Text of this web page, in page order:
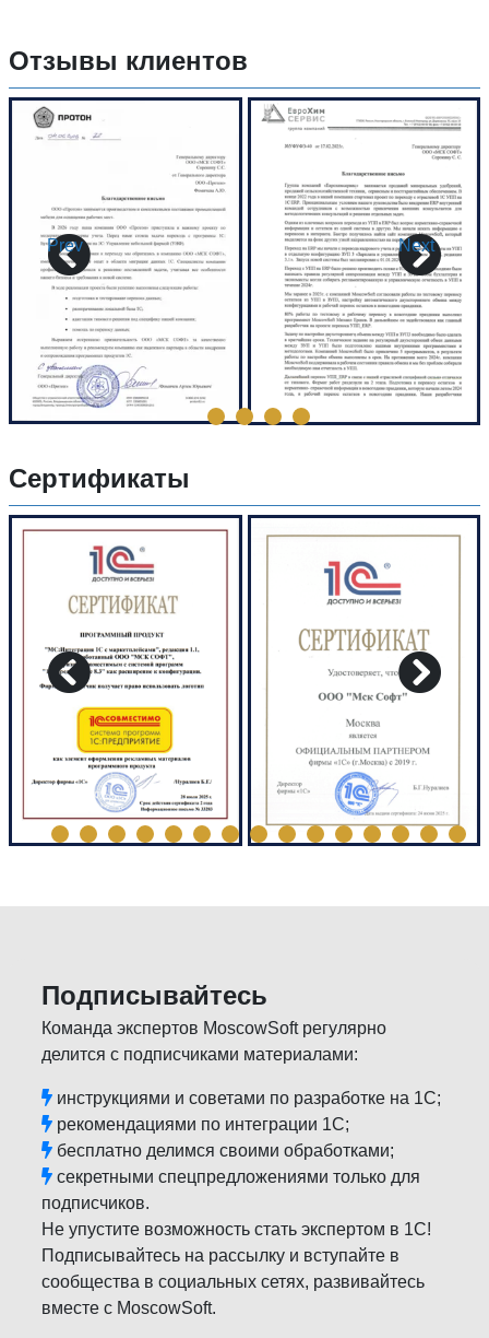
Отзывы клиентов
Prev Next
Сертификаты
Подписывайтесь
Команда экспертов MoscowSoft регулярно
делится с подписчиками материалами:
инструкциями и советами по разработке на 1С;
рекомендациями по интеграции 1С;
бесплатно делимся своими обработками;
секретными спецпредложениями только для
подписчиков.
Не упустите возможность стать экспертом в 1С!
Подписывайтесь на рассылку и вступайте в
сообщества в социальных сетях, развивайтесь
вместе с MoscowSoft.